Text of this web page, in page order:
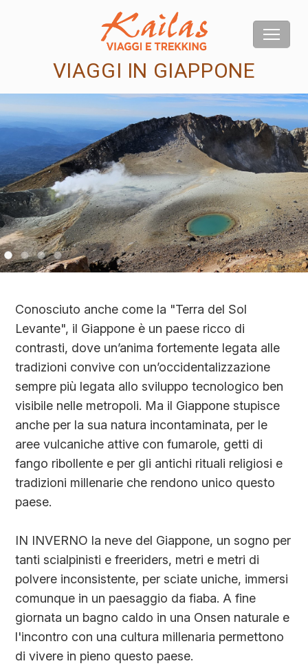
VIAGGI IN GIAPPONE
Conosciuto anche come la "Terra del Sol
Levante", il Giappone è un paese ricco di
contrasti, dove un’anima fortemente legata alle
tradizioni convive con un’occidentalizzazione
sempre più legata allo sviluppo tecnologico ben
visibile nelle metropoli. Ma il Giappone stupisce
anche per la sua natura incontaminata, per le
aree vulcaniche attive con fumarole, getti di
fango ribollente e per gli antichi rituali religiosi e
tradizioni millenarie che rendono unico questo
paese.
IN INVERNO la neve del Giappone, un sogno per
tanti scialpinisti e freeriders, metri e metri di
polvere inconsistente, per sciate uniche, immersi
comunque in un paesaggio da fiaba. A fine
giornata un bagno caldo in una Onsen naturale e
l'incontro con una cultura millenaria permettono
di vivere in pieno questo paese.